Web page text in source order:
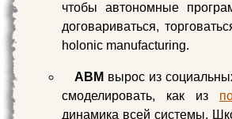
чтобы автономные
договариваться,
holonic manufacturing.
ABM вырос из
смоделировать, как из
динамика всей системы.